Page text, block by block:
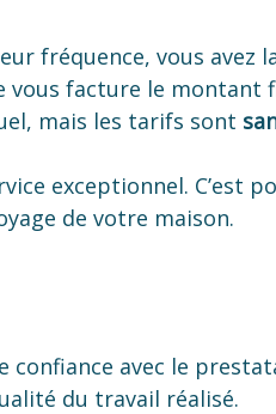
fréquence, vous avez
vous facture le montant
mais les tarifs sont
exceptionnel. C’est
de votre maison.
confiance avec le
du travail réalisé.